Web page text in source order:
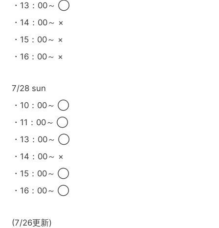
・13：00～ ◯
・14：00～ ×
・15：00～ ×
・16：00～ ×
7/28 sun
・10：00～ ◯
・11：00～ ◯
・13：00～ ◯
・14：00～ ×
・15：00～ ◯
・16：00～ ◯
(7/26更新)